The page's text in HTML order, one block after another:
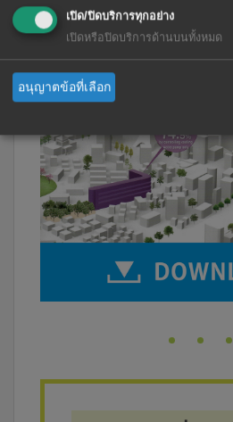
เปิด/ปิดบริการทุกอย่าง
เปิดหรือปิดบริการด้านบนทั้งหมด
อนุญาตข้อที่เลือก